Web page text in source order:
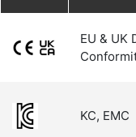
EU & UK
KC, EMC